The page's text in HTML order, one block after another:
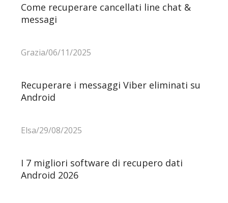
Come recuperare cancellati line chat &
messagi
Grazia/06/11/2025
Recuperare i messaggi Viber eliminati su
Android
Elsa/29/08/2025
I 7 migliori software di recupero dati
Android 2026